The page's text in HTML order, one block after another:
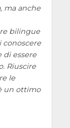
ma anche
bilingue
conoscere
essere
Riuscire
le
un ottimo